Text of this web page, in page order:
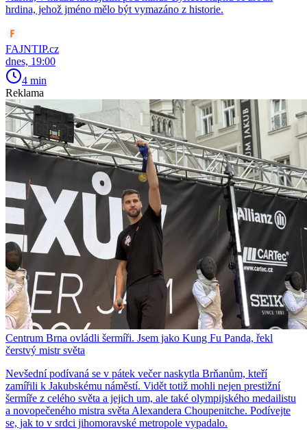
hrdina, jehož jméno mělo být vymazáno z historie.
FAJNTIP.cz
dnes, 19:00
4 min
Reklama
Centrum Brna ovládli šermíři. Jsem jako Kung Fu Panda, řekl
čerstvý mistr světa
Nevšední podívaná se v pátek večer naskytla Brňanům, kteří
zamířili k Jakubskému náměstí. Vidět totiž mohli nejen prestižní
šermíře z celého světa a jejich um, ale také olympijského medailistu
a novopečeného mistra světa Alexandera Choupenitche. Podívejte
se, jak to v srdci jihomoravské metropole vypadalo.